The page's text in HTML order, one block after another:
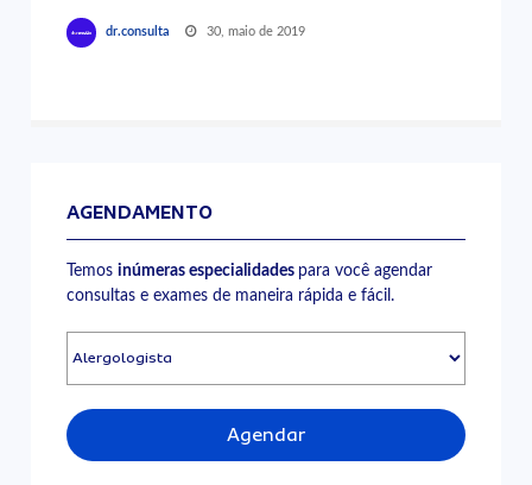
dr.consulta 30, maio de 2019
AGENDAMENTO
Temosinúmeras especialidades para você agendar
consultas e exames de maneira rápida e fácil.
Agendar